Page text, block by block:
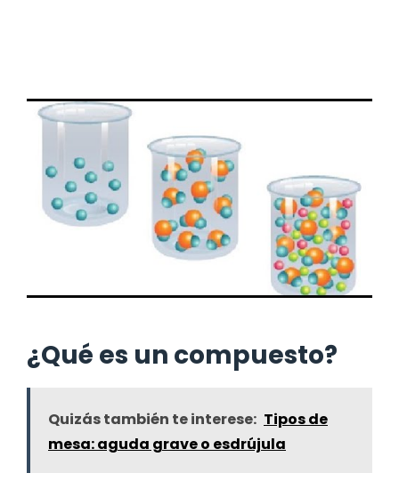
¿Qué es un compuesto?
Quizás también te interese: Tipos de
mesa: aguda grave o esdrújula